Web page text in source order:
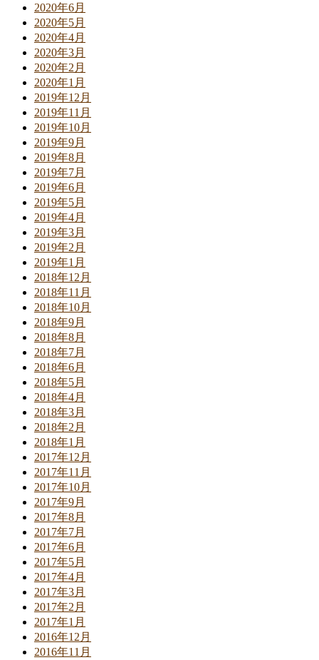
2020年6月
2020年5月
2020年4月
2020年3月
2020年2月
2020年1月
2019年12月
2019年11月
2019年10月
2019年9月
2019年8月
2019年7月
2019年6月
2019年5月
2019年4月
2019年3月
2019年2月
2019年1月
2018年12月
2018年11月
2018年10月
2018年9月
2018年8月
2018年7月
2018年6月
2018年5月
2018年4月
2018年3月
2018年2月
2018年1月
2017年12月
2017年11月
2017年10月
2017年9月
2017年8月
2017年7月
2017年6月
2017年5月
2017年4月
2017年3月
2017年2月
2017年1月
2016年12月
2016年11月